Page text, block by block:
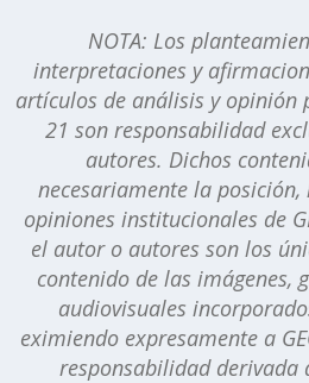
NOTA: Los
interpretaciones y
artículos de análisis y opinión
21 son responsabilidad
autores. Dichos
necesariamente la
opiniones institucionales de
el autor o autores son los
contenido de las imágenes,
audiovisuales
eximiendo expresamente a
responsabilidad derivada